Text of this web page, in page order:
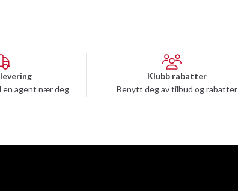
en agent nær deg
Klubb rabatter
Benytt deg av tilbud og rabatter